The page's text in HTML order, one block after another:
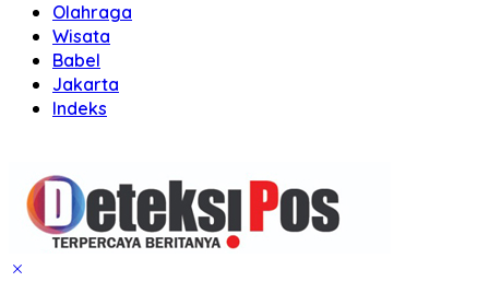
Olahraga
Wisata
Babel
Jakarta
Indeks